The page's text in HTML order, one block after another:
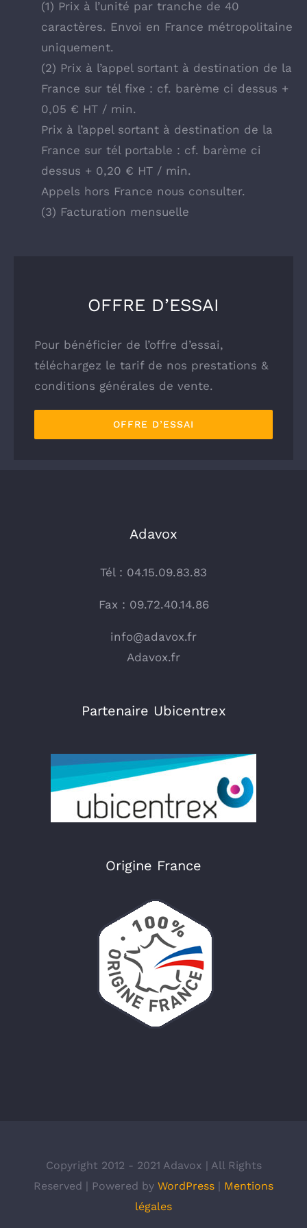
(1) Prix à l’unité par tranche de 40
caractères. Envoi en France métropolitaine
uniquement.
(2) Prix à l’appel sortant à destination de la
France sur tél fixe : cf. barème ci dessus +
0,05 € HT / min.
Prix à l’appel sortant à destination de la
France sur tél portable : cf. barème ci
dessus + 0,20 € HT / min.
Appels hors France nous consulter.
(3) Facturation mensuelle
OFFRE D’ESSAI
Pour bénéficier de l’offre d’essai,
téléchargez le tarif de nos prestations &
conditions générales de vente.
OFFRE D’ESSAI
Adavox
Tél : 04.15.09.83.83
Fax : 09.72.40.14.86
info@adavox.fr
Adavox.fr
Partenaire Ubicentrex
Origine France
Copyright 2012 - 2021 Adavox | All Rights
Reserved | Powered by WordPress | Mentions
légales